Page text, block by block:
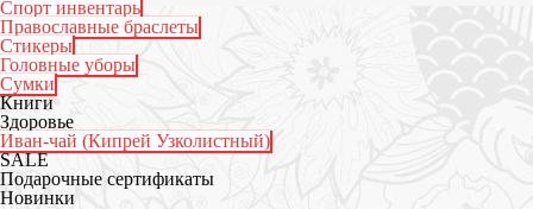
Спорт инвентарь
Православные браслеты
Стикеры
Головные уборы
Сумки
Книги
Здоровье
Иван-чай (Кипрей Узколистный)
SALE
Подарочные сертификаты
Новинки